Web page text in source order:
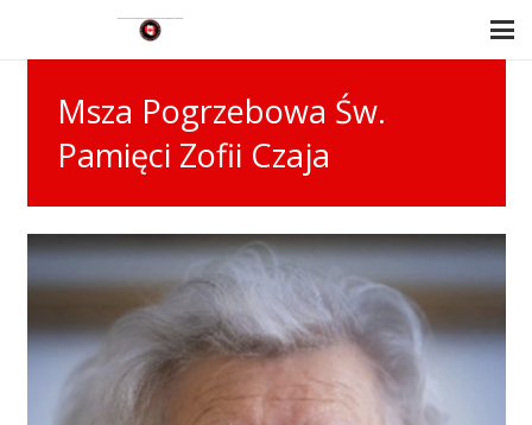
Msza Pogrzebowa Św.
Pamięci Zofii Czaja